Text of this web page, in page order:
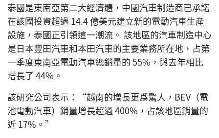
泰國是東南亞第二大經濟體，中國汽車制造商已承諾
在該國投資超過 14.4 億美元建立新的電動汽車生産
設施，泰國正引領這一潮流。 該地區的汽車制造中心
是日本豐田汽車和本田汽車的主要業務所在地，占第
一季度東南亞電動汽車總銷量的 55%，與去年相比
增長了 44%。
該研究公司表示：“越南的增長更爲驚人，BEV（電
池電動汽車）銷量增長超過 400%，占該地區銷量的
近 17%。”